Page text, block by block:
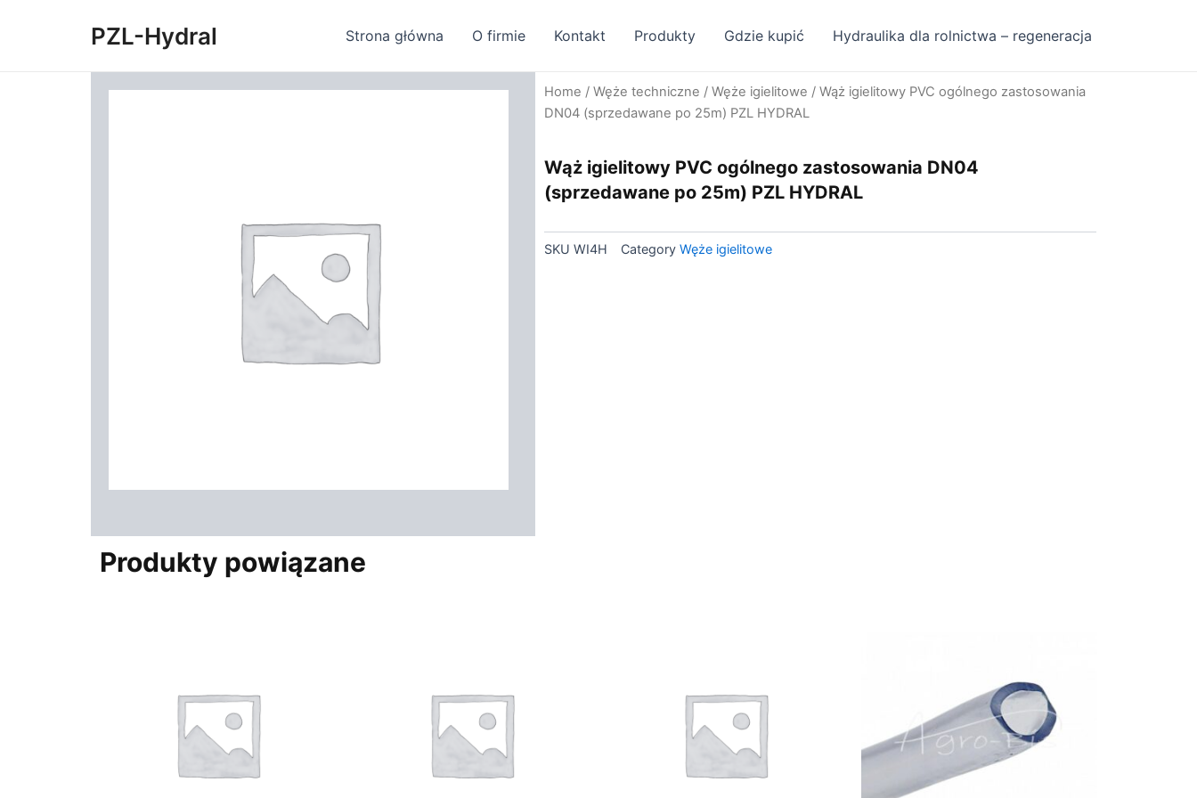
PZL-Hydral Strona główna O firmie Kontakt Produkty Gdzie kupić Hydraulika dla rolnictwa – regeneracja
Home / Węże techniczne / Węże igielitowe / Wąż igielitowy PVC ogólnego zastosowania
DN04 (sprzedawane po 25m) PZL HYDRAL
Wąż igielitowy PVC ogólnego zastosowania DN04
(sprzedawane po 25m) PZL HYDRAL
SKU WI4H Category Węże igielitowe
Produkty powiązane